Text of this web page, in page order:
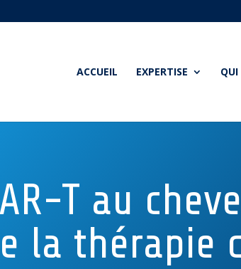
ACCUEIL EXPERTISE QUI
T au
la thérapie